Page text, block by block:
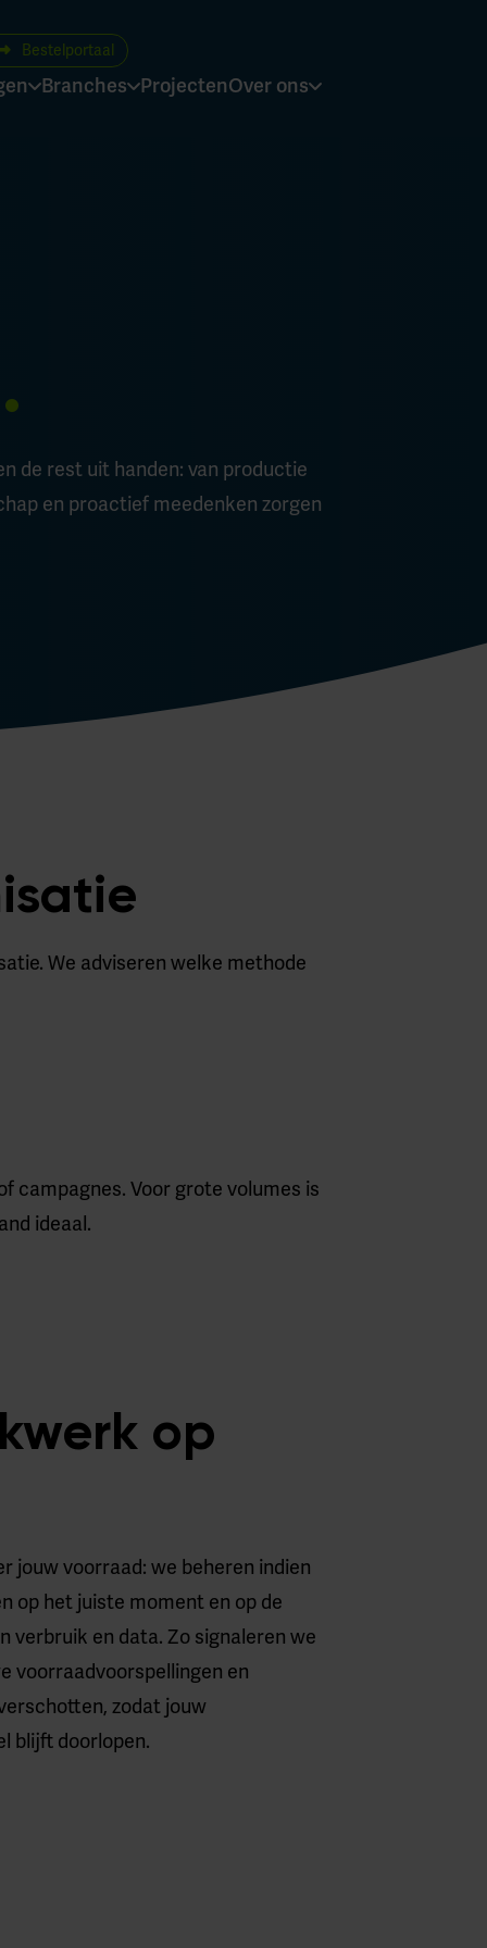
Bestelportaal
Branches ProjectenOver ons
de rest uit handen: van productie
en proactief meedenken zorgen
We adviseren welke methode
campagnes. Voor grote volumes is
ideaal.
op
jouw voorraad: we beheren indien
op het juiste moment en op de
verbruik en data. Zo signaleren we
voorraadvoorspellingen en
zodat jouw
blijft doorlopen.